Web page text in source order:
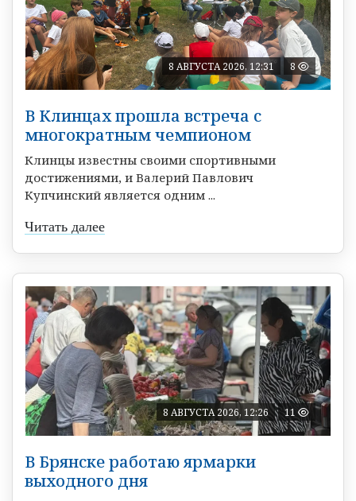
8 АВГУСТА 2026, 12:31 8
В Клинцах прошла встреча с
многократным чемпионом
Клинцы известны своими спортивными
достижениями, и Валерий Павлович
Купчинский является одним ...
Читать далее
8 АВГУСТА 2026, 12:26 11
В Брянске работаю ярмарки
выходного дня